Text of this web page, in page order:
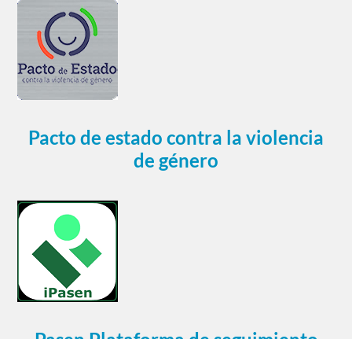
Pacto de estado contra la violencia
de género